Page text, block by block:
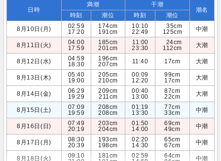
日時
満潮 干潮
潮名
時刻 潮位 時刻
潮位
8月10日(月)
02:59
17:20
174cm
191cm
10:10
22:49
35cm
125cm
中潮
8月11日(火)
04:00
17:59
185cm
201cm
11:00
23:30
24cm
112cm
大潮
8月12日(水)
04:59
18:30
196cm
207cm
11:40 17cm 大潮
8月13日(木)
05:40
19:00
205cm
210cm
00:09
12:20
99cm
17cm
大潮
8月14日(金)
06:29
19:29
209cm
211cm
00:40
13:00
87cm
22cm
大潮
8月15日(土)
07:09
19:59
208cm
208cm
01:19
13:30
77cm
33cm
中潮
8月16日(日)
07:49
20:19
203cm
204cm
01:50
14:00
69cm
49cm
中潮
8月17日(月)
08:30
20:39
193cm
198cm
02:20
14:30
65cm
67cm
中潮
8月18日(火)
09:10
181cm
02:59
64cm
中潮